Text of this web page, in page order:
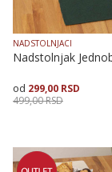
NADSTOLNJACI
Nadstolnjak
299,00 RSD
499,00RSD
Veličina